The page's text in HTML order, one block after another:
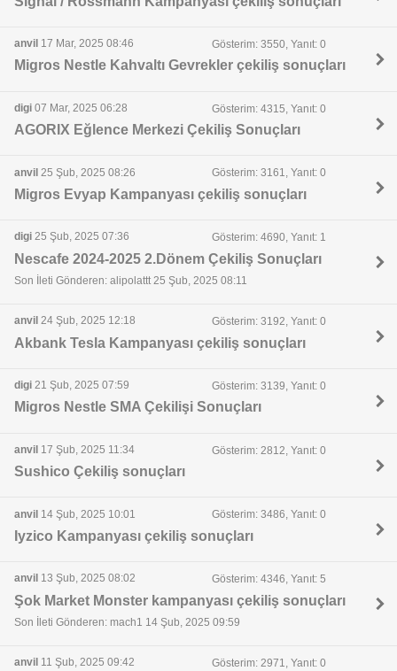
anvil 17 Mar, 2025 08:46 Gösterim: 3550, Yanıt: 0
Migros Nestle Kahvaltı Gevrekler çekiliş sonuçları
digi 07 Mar, 2025 06:28 Gösterim: 4315, Yanıt: 0
AGORIX Eğlence Merkezi Çekiliş Sonuçları
anvil 25 Şub, 2025 08:26 Gösterim: 3161, Yanıt: 0
Migros Evyap Kampanyası çekiliş sonuçları
digi 25 Şub, 2025 07:36 Gösterim: 4690, Yanıt: 1
Nescafe 2024-2025 2.Dönem Çekiliş Sonuçları
Son İleti Gönderen: alipolattt 25 Şub, 2025 08:11
anvil 24 Şub, 2025 12:18 Gösterim: 3192, Yanıt: 0
Akbank Tesla Kampanyası çekiliş sonuçları
digi 21 Şub, 2025 07:59 Gösterim: 3139, Yanıt: 0
Migros Nestle SMA Çekilişi Sonuçları
anvil 17 Şub, 2025 11:34 Gösterim: 2812, Yanıt: 0
Sushico Çekiliş sonuçları
anvil 14 Şub, 2025 10:01 Gösterim: 3486, Yanıt: 0
Iyzico Kampanyası çekiliş sonuçları
anvil 13 Şub, 2025 08:02 Gösterim: 4346, Yanıt: 5
Şok Market Monster kampanyası çekiliş sonuçları
Son İleti Gönderen: mach1 14 Şub, 2025 09:59
anvil 11 Şub, 2025 09:42 Gösterim: 2971, Yanıt: 0